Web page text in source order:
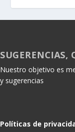
SUGERENCIAS,
Nuestro objetivo es
y sugerencias
Políticas de